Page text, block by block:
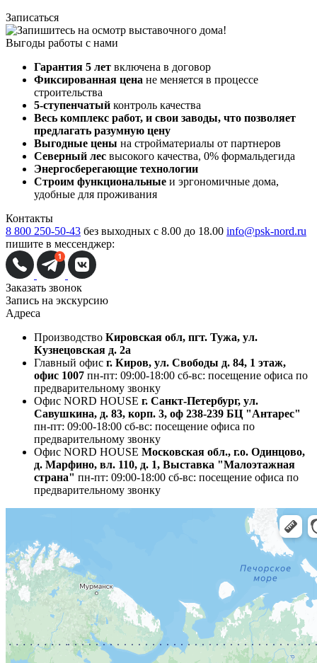
Записаться
Выгоды работы с нами
Гарантия 5 лет включена в договор
Фиксированная цена не меняется в процессе
строительства
5-ступенчатый контроль качества
Весь комплекс работ, и свои заводы, что позволяет
предлагать разумную цену
Выгодные цены на стройматериалы от партнеров
Северный лес высокого качества, 0% формальдегида
Энергосберегающие технологии
Строим функциональные и эргономичные дома,
удобные для проживания
Контакты
8 800 250-50-43 без выходных с 8.00 до 18.00 info@psk-nord.ru
пишите в мессенджер:
Заказать звонок
Запись на экскурсию
Адреса
Производство Кировская обл, пгт. Тужа, ул.
Кузнецовская д. 2а
Главный офис г. Киров, ул. Свободы д. 84, 1 этаж,
офис 1007 пн-пт: 09:00-18:00 сб-вс: посещение офиса по
предварительному звонку
Офис NORD HOUSE г. Санкт-Петербург, ул.
Савушкина, д. 83, корп. 3, оф 238-239 БЦ "Антарес"
пн-пт: 09:00-18:00 сб-вс: посещение офиса по
предварительному звонку
Офис NORD HOUSE Московская обл., г.о. Одинцово,
д. Марфино, вл. 110, д. 1, Выставка "Малоэтажная
страна" пн-пт: 09:00-18:00 сб-вс: посещение офиса по
предварительному звонку